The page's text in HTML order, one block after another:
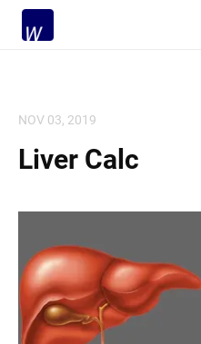
NOV 03, 2019
Liver Calc